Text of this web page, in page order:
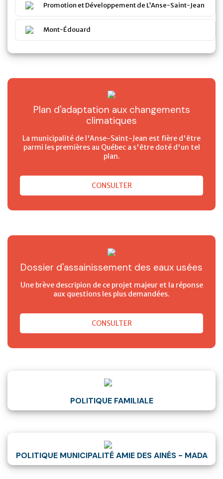
Promotion et Développement de L’Anse-Saint-Jean
Mont-Édouard
Plan d'adaptation aux changements
climatiques
La municipalité de l'Anse-Saint-Jean est fière d'être
parmi les premières au Québec a s'être doté d'un tel
plan.
CONSULTER
Dossier d'assainissement des eaux usées
Une brève descripion de ce projet majeur et la réponse
aux questions les plus demandées.
CONSULTER
POLITIQUE FAMILIALE
POLITIQUE MUNICIPALITÉ AMIE DES AINÉS - MADA